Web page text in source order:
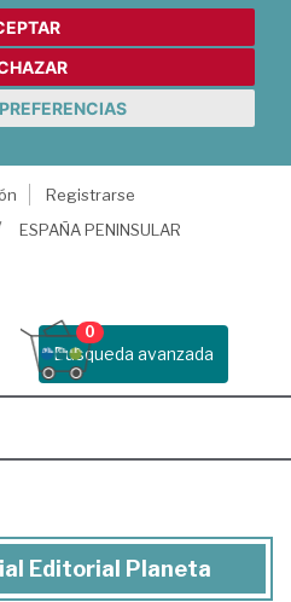
Registrarse
ESPAÑA PENINSULAR
Busqueda avanzada
0
Editorial Planeta